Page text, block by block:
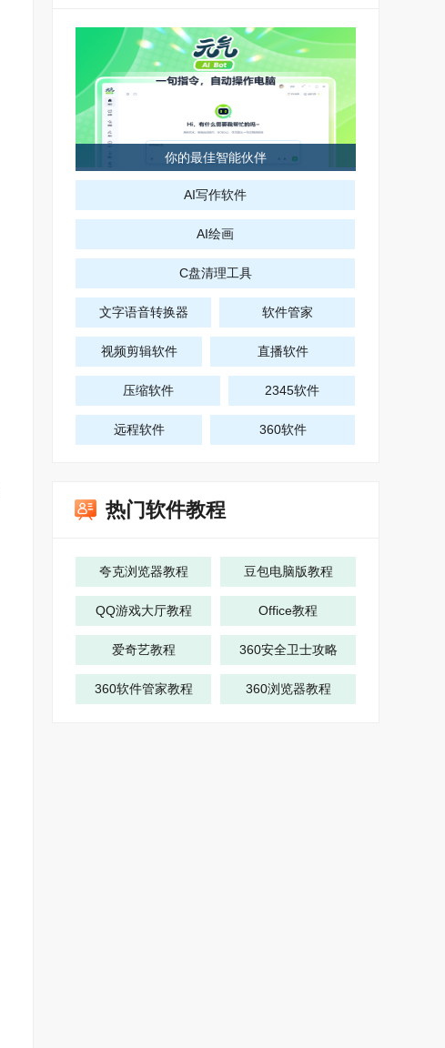
你的最佳智能伙伴
AI写作软件
AI绘画
C盘清理工具
文字语音转换器 软件管家
视频剪辑软件 直播软件
压缩软件 2345软件
远程软件 360软件
热门软件教程
夸克浏览器教程 豆包电脑版教程
QQ游戏大厅教程 Office教程
爱奇艺教程 360安全卫士攻略
360软件管家教程 360浏览器教程